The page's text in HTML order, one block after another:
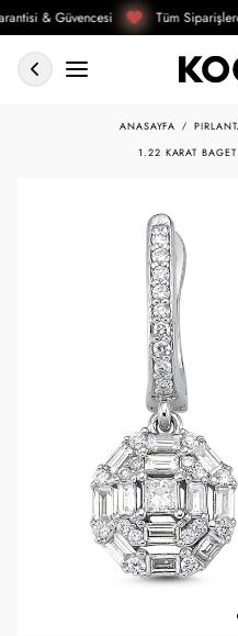
& Güvencesi Tüm
ANASAYFA
1.22 KARAT